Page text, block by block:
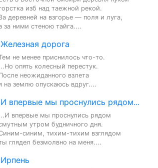
изб над таежной рекой.
деревней на взгорье — поля и луга,
за ними стеною тайга....
Железная дорога
не менее приснилось что-то.
опять колесный перестук.
неожиданного взлета
на землю опускаюсь вдруг....
И впервые мы проснулись рядом...
впервые мы проснулись рядом
утром будничного дня.
синим, тихим-тихим взглядом
глядел безмолвно на меня....
Ирпень